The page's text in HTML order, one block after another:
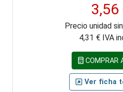
3,56
Precio unidad
4,31 € IVA
COMPRAR
Ver ficha